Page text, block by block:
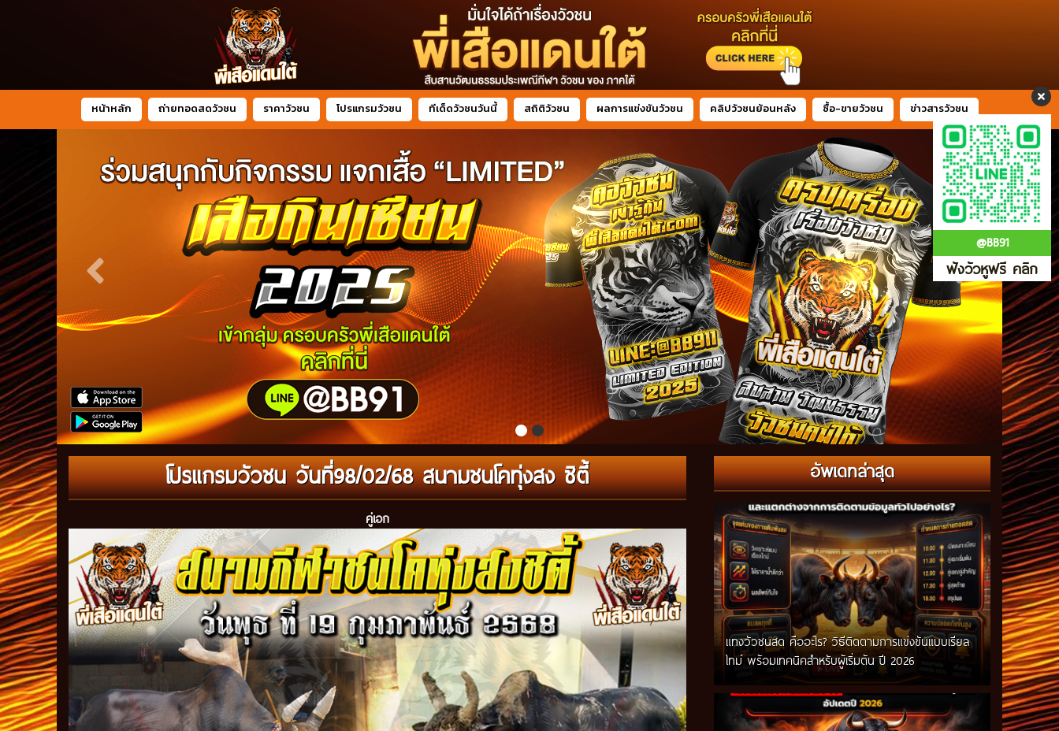
@BB91
ฟังวัวหูฟรี คลิก
หน้าหลัก ถ่ายทอดสดวัวชน ราคาวัวชน โปรแกรมวัวชน ทีเด็ดวัวชนวันนี้ สถิติวัวชน ผลการแข่งขันวัวชน คลิปวัวชนย้อนหลัง ซื้อ-ขายวัวชน ข่าวสารวัวชน
โปรแกรมวัวชน วันที่98/02/68 สนามชนโคทุ่งสง ซิตี้
คู่เอก
อัพเดทล่าสุด
แทงวัวชนสด คืออะไร? วิธีติดตามการแข่งขันแบบเรียล
ไทม์ พร้อมเทคนิคสำหรับผู้เริ่มต้น ปี 2026